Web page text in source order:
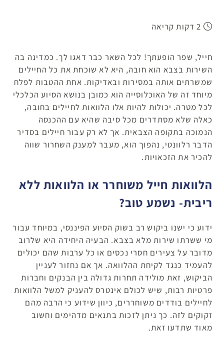
חייל, שפר הופעתך! לכל השאר כבר דאגו לך. כמדינה בה
השירות בצבא הוא חובה, היא לא שוכחת את כל החיילים
שמשרתים אותה במסירות ובאדיקות. אחת ההטבות לפלח
מיוחד זה של האוכלוסייה הוא כמובן בנושא הסיוע הכלכלי
לכל מטרה. יכולות להיות אלו הלוואות לחיילים בחובה,
כאלה שלא מסתדרים מכל סיבה שהיא עם ההכנסה
הנמוכה בתקופה הצבאית. אך לא רק עבור חיילים בסדיר
הדבר רלוונטי, נהפוך הוא, מעבר למענק השחרור שווה
להכיר את הזכאויות.
הלוואות חייל משוחרר או הלוואות ללא
ריבית- נשמע טוב?
ידוע כי ישנו ביקוש רב בשוק הסיוע הפיננסי, במיוחד עבור
מי ששרתו שירות מלא בצבא. הבעיה היחידה היא שלרוב
מדובר על צעירים חסרי נכסים או כל ערבות שהם יכולים
להעמיד כנגד לקיחת ההלוואה. אך אם נחזור לעניין
הביקוש, זאת מולידה תחרות גדולה בין הבנקים וחברות
פרטיות רבות, שיש לכולם אינטרס להעניק למשל הלוואות
לחיילים בודדים משוחררים, כיוון שידוע כי הרבה מהם
זקוקים לזה. כך ניתן לזכות בתנאים מדהימים וחשוב
מאוד שתדעו זאת.